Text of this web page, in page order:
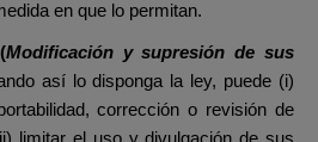
en que lo permitan.
Modificación y supresión de sus
así lo disponga la ley, puede (i)
corrección o revisión de